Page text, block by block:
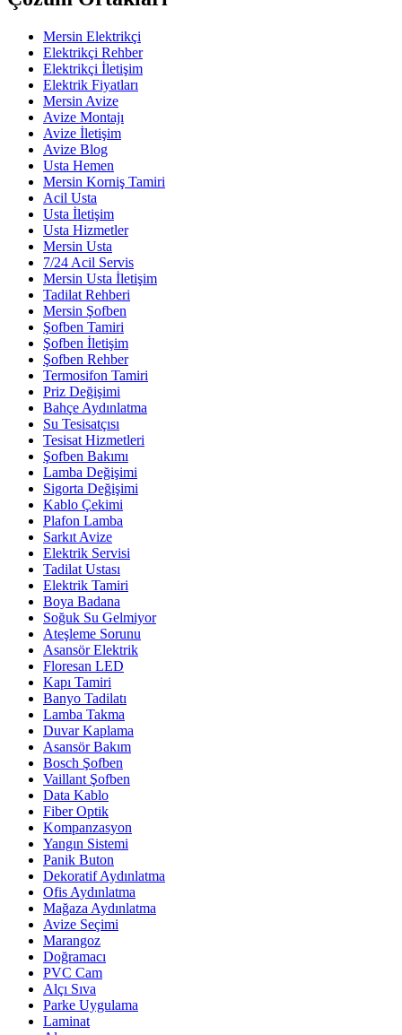
Mersin Elektrikçi
Elektrikçi Rehber
Elektrikçi İletişim
Elektrik Fiyatları
Mersin Avize
Avize Montajı
Avize İletişim
Avize Blog
Usta Hemen
Mersin Korniş Tamiri
Acil Usta
Usta İletişim
Usta Hizmetler
Mersin Usta
7/24 Acil Servis
Mersin Usta İletişim
Tadilat Rehberi
Mersin Şofben
Şofben Tamiri
Şofben İletişim
Şofben Rehber
Termosifon Tamiri
Priz Değişimi
Bahçe Aydınlatma
Su Tesisatçısı
Tesisat Hizmetleri
Şofben Bakımı
Lamba Değişimi
Sigorta Değişimi
Kablo Çekimi
Plafon Lamba
Sarkıt Avize
Elektrik Servisi
Tadilat Ustası
Elektrik Tamiri
Boya Badana
Soğuk Su Gelmiyor
Ateşleme Sorunu
Asansör Elektrik
Floresan LED
Kapı Tamiri
Banyo Tadilatı
Lamba Takma
Duvar Kaplama
Asansör Bakım
Bosch Şofben
Vaillant Şofben
Data Kablo
Fiber Optik
Kompanzasyon
Yangın Sistemi
Panik Buton
Dekoratif Aydınlatma
Ofis Aydınlatma
Mağaza Aydınlatma
Avize Seçimi
Marangoz
Doğramacı
PVC Cam
Alçı Sıva
Parke Uygulama
Laminat